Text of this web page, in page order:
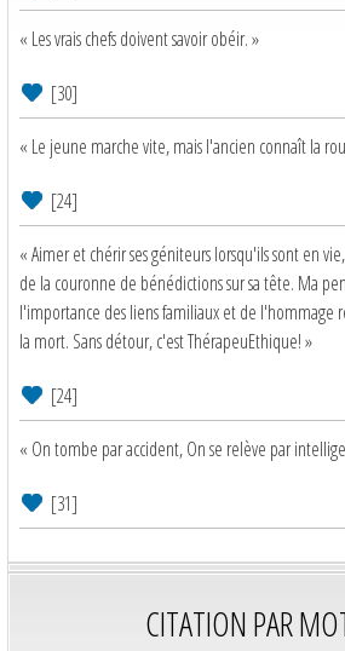
« Les vrais chefs doivent savoir obéir. »
[30]
« Le jeune marche vite, mais l'ancien connaît la
[24]
« Aimer et chérir ses géniteurs lorsqu'ils sont en
de la couronne de bénédictions sur sa tête. Ma
l'importance des liens familiaux et de l'hommage
la mort. Sans détour, c'est ThérapeuEthique! »
[24]
« On tombe par accident, On se relève par
[31]
CITATION PAR